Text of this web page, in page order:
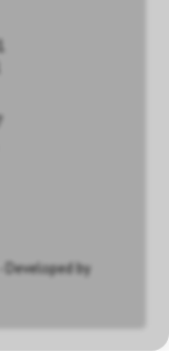
Developed by